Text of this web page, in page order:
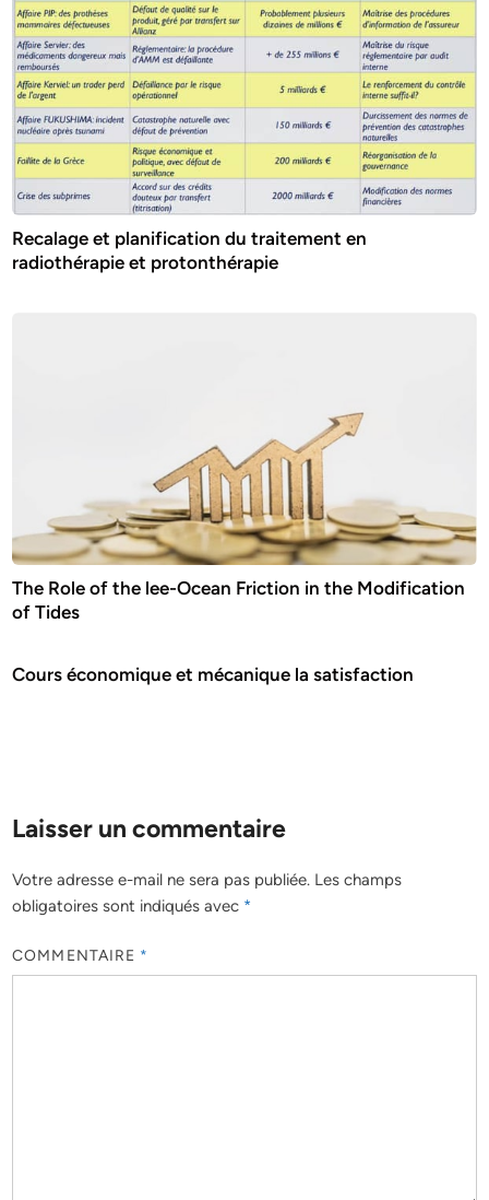
Recalage et planification du traitement en
radiothérapie et protonthérapie
The Role of the lee-Ocean Friction in the Modification
of Tides
Cours économique et mécanique la satisfaction
Laisser un commentaire
Votre adresse e-mail ne sera pas publiée. Les champs
obligatoires sont indiqués avec *
COMMENTAIRE *